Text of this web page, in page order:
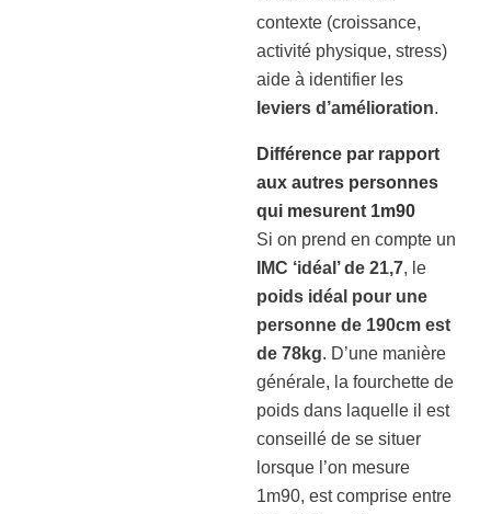
contexte (croissance,
activité physique, stress)
aide à identifier les
leviers d’amélioration.
Différence par rapport
aux autres personnes
qui mesurent 1m90
Si on prend en compte un
IMC ‘idéal’ de 21,7, le
poids idéal pour une
personne de 190cm est
de 78kg. D’une manière
générale, la fourchette de
poids dans laquelle il est
conseillé de se situer
lorsque l’on mesure
1m90, est comprise entre